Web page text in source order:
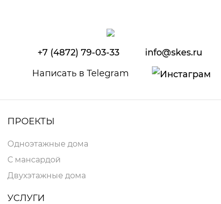
+7 (4872) 79-03-33
info@skes.ru
Написать в Telegram
ПРОЕКТЫ
Одноэтажные дома
С мансардой
Двухэтажные дома
УСЛУГИ